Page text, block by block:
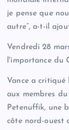
je pense que
autre”, a-t-il
Vendredi 28
l'importance du
Vance a
aux membres
Petenuffik, une
côte nord-ouest